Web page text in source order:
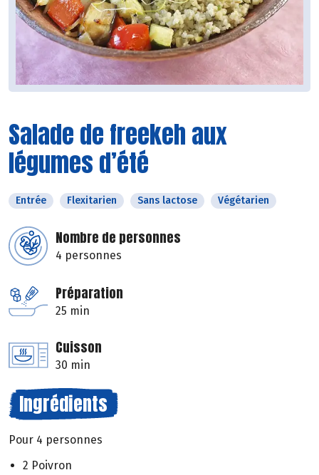
Salade de freekeh aux
légumes d’été
Entrée Flexitarien Sans lactose Végétarien
Nombre de personnes
4 personnes
Préparation
25 min
Cuisson
30 min
Ingrédients
Pour 4 personnes
2 Poivron